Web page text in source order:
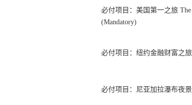
必付项目：美国第一之旅
(Mandatory)
必付项目：纽约金融财富之
必付项目：尼亚加拉瀑布夜景